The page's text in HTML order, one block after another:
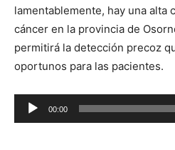
lamentablemente, hay una alta
cáncer en la provincia de
permitirá la detección precoz
oportunos para las pacientes.
Reproductor
de
00:00